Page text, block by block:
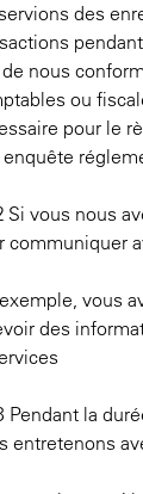
des
nous
ou
pour le
enquête
Si vous nous
communiquer
vous
des
Pendant la
entretenons